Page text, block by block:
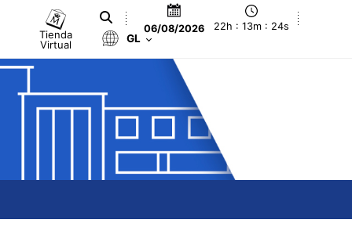
Tienda
Virtual
06/08/2026 22h : 13m : 25s
GL